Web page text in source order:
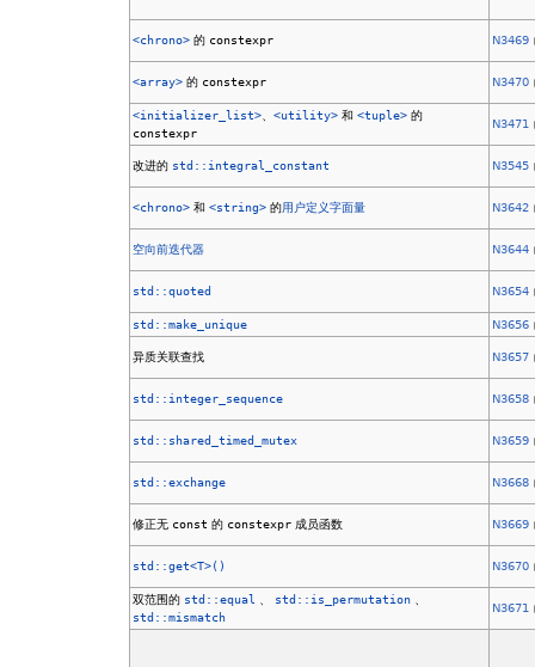
<chrono> 的 constexpr N3469
<array> 的 constexpr N3470
<initializer_list> 、<utility> 和<tuple> 的
constexpr
N3471
改进的 std::integral_constant N3545
<chrono> 和<string> 的用户定义字面量 N3642
空向前迭代器 N3644
std::quoted N3654
std::make_unique N3656
异质关联查找 N3657
std::integer_sequence N3658
std::shared_timed_mutex N3659
std::exchange N3668
修正无 const 的 constexpr 成员函数 N3669
std::get<T>() N3670
双范围的 std::equal std::is_permutation
std::mismatch
N3671